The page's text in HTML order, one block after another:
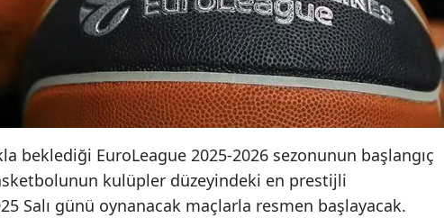
beklediği EuroLeague 2025-2026 sezonunun başlangıç
kulüpler düzeyindeki en prestijli
Salı günü oynanacak maçlarla resmen başlayacak.